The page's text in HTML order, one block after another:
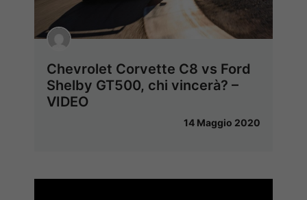
Chevrolet Corvette C8 vs Ford
Shelby GT500, chi vincerà? –
VIDEO
14 Maggio 2020